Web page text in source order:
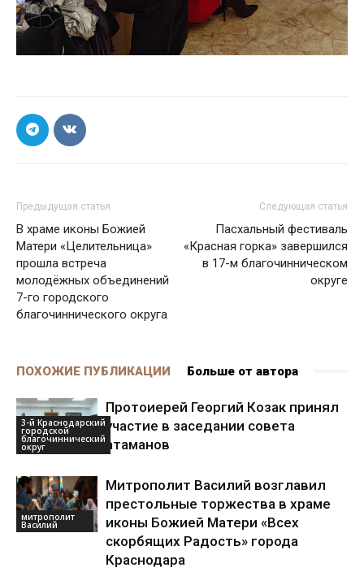
Предыдущая статья
В храме иконы Божией
Матери «Целительница»
прошла встреча
молодёжных объединений
7-го городского
благочиннического округа
Следующая статья
Пасхальный фестиваль
«Красная горка» завершился
в 17-м благочинническом
округе
ПОХОЖИЕ ПУБЛИКАЦИИ Больше от автора
3-й Краснодарский
городской
благочиннический
округ
Протоиерей Георгий Козак принял
участие в заседании совета
атаманов
митрополит
Василий
Митрополит Василий возглавил
престольные торжества в храме
иконы Божией Матери «Всех
скорбящих Радость» города
Краснодара